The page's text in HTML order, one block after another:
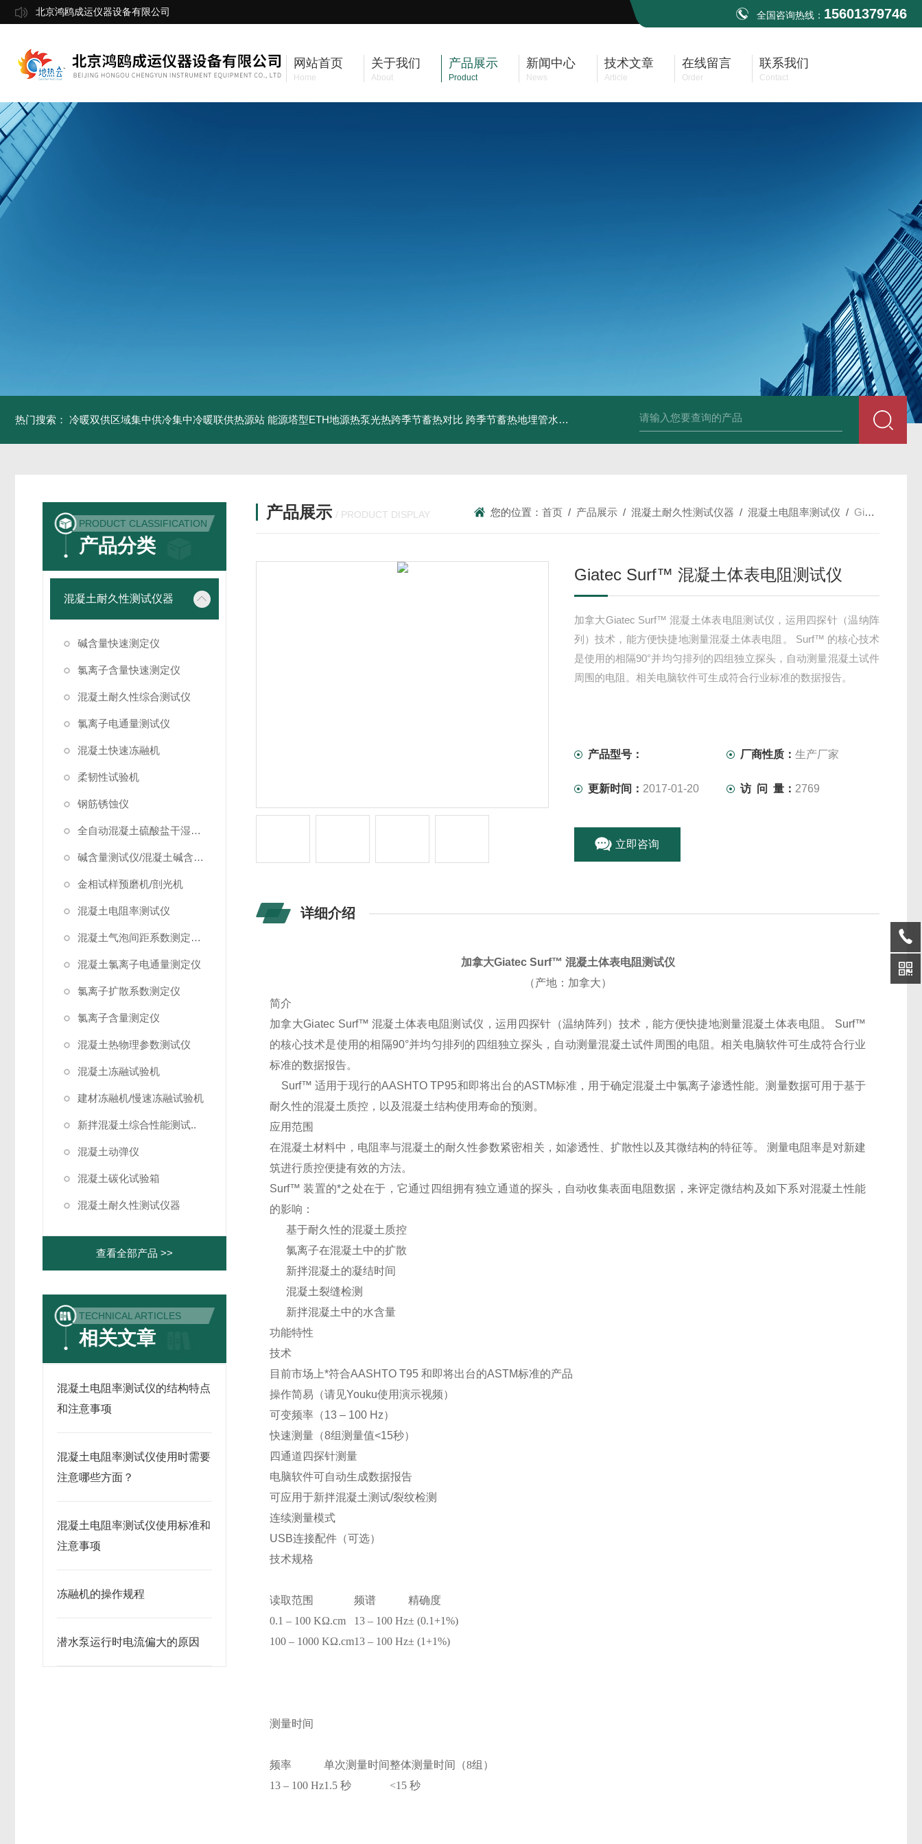
北京鸿鸥成运仪器设备有限公司 全国咨询热线： 15601379746
网站首页
Home
关于我们
About
产品展示
Product
新闻中心
News
技术文章
Article
在线留言
Order
联系我们
Contact
热门搜索： 冷暖双供区域集中供冷集中冷暖联供热源站 能源塔型ETH地源热泵光热跨季节蓄热对比 跨季节蓄热地埋管水池湖面储热技术研究对比 中深浅层地源热泵空调系统运行故障诊断修复 冷暖双
PRODUCT CLASSIFICATION
产品分类
混凝土耐久性测试仪器
碱含量快速测定仪
氯离子含量快速测定仪
混凝土耐久性综合测试仪
氯离子电通量测试仪
混凝土快速冻融机
柔韧性试验机
钢筋锈蚀仪
全自动混凝土硫酸盐干湿循环试验箱
碱含量测试仪/混凝土碱含量测试仪
金相试样预磨机/剖光机
混凝土电阻率测试仪
混凝土气泡间距系数测定仪/气泡仪
混凝土氯离子电通量测定仪
氯离子扩散系数测定仪
氯离子含量测定仪
混凝土热物理参数测试仪
混凝土冻融试验机
建材冻融机/慢速冻融试验机
新拌混凝土综合性能测试..
混凝土动弹仪
混凝土碳化试验箱
混凝土耐久性测试仪器
查看全部产品 >>
TECHNICAL ARTICLES
相关文章
混凝土电阻率测试仪的结构特点
和注意事项
混凝土电阻率测试仪使用时需要
注意哪些方面？
混凝土电阻率测试仪使用标准和
注意事项
冻融机的操作规程
潜水泵运行时电流偏大的原因
产品展示 / PRODUCT DISPLAY 您的位置：首页 / 产品展示 /混凝土耐久性测试仪器 /混凝土电阻率测试仪 / Giatec Surf™ 混凝土体表电阻测试仪
Giatec Surf™ 混凝土体表电阻测试仪
加拿大Giatec Surf™ 混凝土体表电阻测试仪，运用四探针（温纳阵
列）技术，能方便快捷地测量混凝土体表电阻。 Surf™ 的核心技术
是使用的相隔90°并均匀排列的四组独立探头，自动测量混凝土试件
周围的电阻。相关电脑软件可生成符合行业标准的数据报告。
产品型号： 厂商性质：生产厂家
更新时间： 2017-01-20 访 问 量： 2769
立即咨询
详细介绍
加拿大Giatec Surf™ 混凝土体表电阻测试仪
（产地：加拿大）
简介
加拿大Giatec Surf™ 混凝土体表电阻测试仪，运用四探针（温纳阵列）技术，能方便快捷地测量混凝土体表电阻。 Surf™
的核心技术是使用的相隔90°并均匀排列的四组独立探头，自动测量混凝土试件周围的电阻。相关电脑软件可生成符合行业
标准的数据报告。
Surf™ 适用于现行的AASHTO TP95和即将出台的ASTM标准，用于确定混凝土中氯离子渗透性能。测量数据可用于基于
耐久性的混凝土质控，以及混凝土结构使用寿命的预测。
应用范围
在混凝土材料中，电阻率与混凝土的耐久性参数紧密相关，如渗透性、扩散性以及其微结构的特征等。 测量电阻率是对新建
筑进行质控便捷有效的方法。
Surf™ 装置的*之处在于，它通过四组拥有独立通道的探头，自动收集表面电阻数据，来评定微结构及如下系对混凝土性能
的影响：
基于耐久性的混凝土质控
氯离子在混凝土中的扩散
新拌混凝土的凝结时间
混凝土裂缝检测
新拌混凝土中的水含量
功能特性
技术
目前市场上*符合AASHTO T95 和即将出台的ASTM标准的产品
操作简易（请见Youku使用演示视频）
可变频率（13 – 100 Hz）
快速测量（8组测量值<15秒）
四通道四探针测量
电脑软件可自动生成数据报告
可应用于新拌混凝土测试/裂纹检测
连续测量模式
USB连接配件（可选）
技术规格
读取范围 频谱
精确度
0.1 – 100 KΩ.cm
13 – 100 Hz± (0.1+1%)
100 – 1000 KΩ.cm13 – 100 Hz± (1+1%)
测量时间
频率 单次测量时间整体测量时间（8组）
13 – 100 Hz1.5 秒 <15 秒